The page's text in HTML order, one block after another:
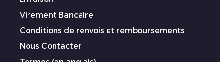
Virement Bancaire
Conditions de renvois et remboursements
Nous Contacter